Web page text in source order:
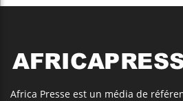
Africa Presse est un média de